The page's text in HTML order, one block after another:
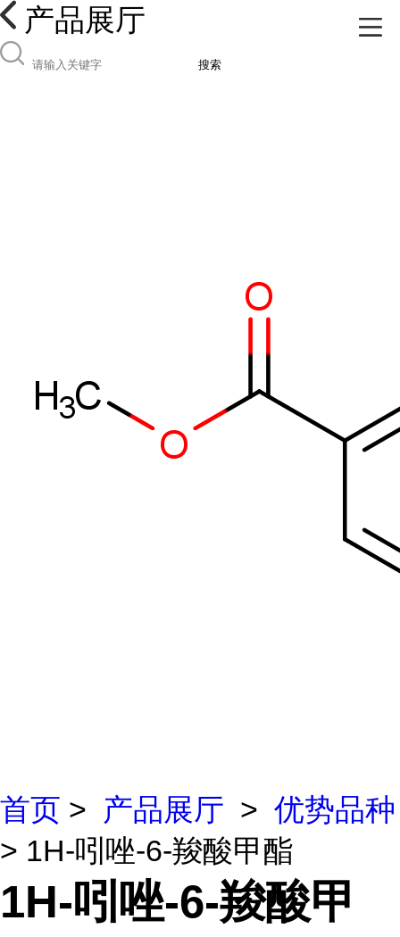
产品展厅
搜索
首页 > 产品展厅 > 优势品种
> 1H-吲唑-6-羧酸甲酯
1H-吲唑-6-羧酸甲